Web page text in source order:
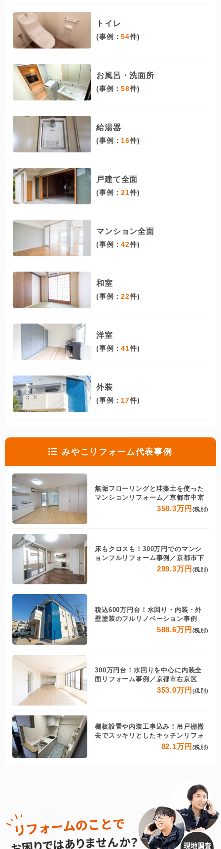
トイレ
(事例：54件)
お風呂・洗面所
(事例：58件)
給湯器
(事例：16件)
戸建て全面
(事例：21件)
マンション全面
(事例：42件)
和室
(事例：22件)
洋室
(事例：41件)
外装
(事例：17件)
みやこリフォーム代表事例
無垢フローリングと珪藻土を使った
マンションリフォーム／京都市中京
358.3万円 (税別)
床もクロスも！300万円でのマンシ
ョンフルリフォーム事例／京都市下
299.3万円 (税別)
税込600万円台！水回り・内装・外
壁塗装のフルリノベーション事例
588.6万円 (税別)
300万円台！水回りを中心に内装全
面リフォーム事例／京都市右京区
353.0万円 (税別)
棚板設置や内装工事込み！吊戸棚撤
去でスッキリとしたキッチンリフォ
82.1万円 (税別)
現地調査